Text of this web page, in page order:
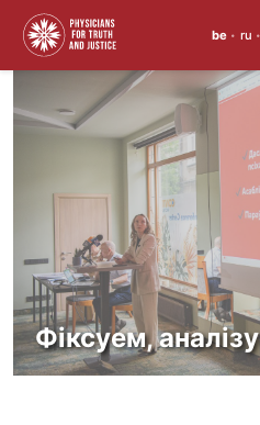
да
змесціва
be • ru •
Фіксуем,